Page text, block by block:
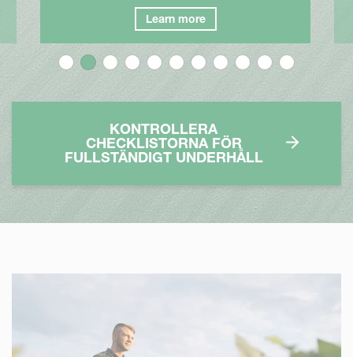
Learn more
KONTROLLERA
CHECKLISTORNA FÖR
FULLSTÄNDIGT UNDERHÅLL